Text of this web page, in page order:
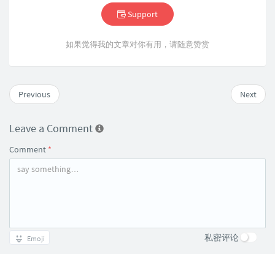
Support
如果觉得我的文章对你有用，请随意赞赏
Next
Previous
Leave a Comment
Comment *
Emoji 私密评论